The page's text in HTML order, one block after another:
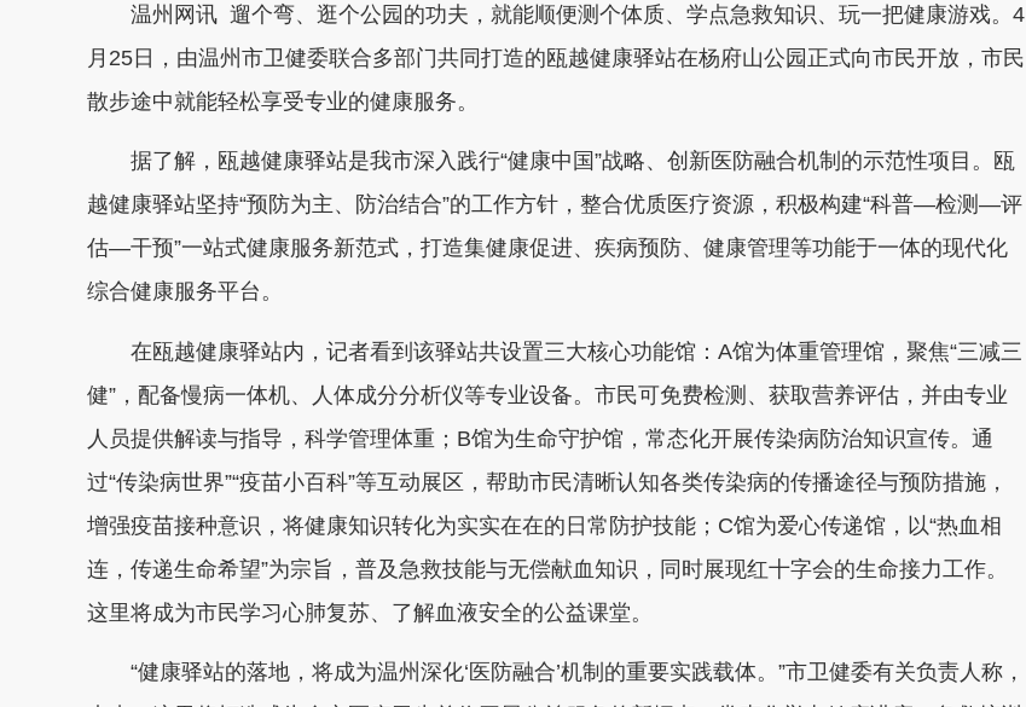
温州网讯 遛个弯、逛个公园的功夫，就能顺便测个体质、学点急救知识、玩一把健康游戏。4
月25日，由温州市卫健委联合多部门共同打造的瓯越健康驿站在杨府山公园正式向市民开放，市民
散步途中就能轻松享受专业的健康服务。
据了解，瓯越健康驿站是我市深入践行“健康中国”战略、创新医防融合机制的示范性项目。瓯
越健康驿站坚持“预防为主、防治结合”的工作方针，整合优质医疗资源，积极构建“科普—检测—评
估—干预”一站式健康服务新范式，打造集健康促进、疾病预防、健康管理等功能于一体的现代化
综合健康服务平台。
在瓯越健康驿站内，记者看到该驿站共设置三大核心功能馆：A馆为体重管理馆，聚焦“三减三
健”，配备慢病一体机、人体成分分析仪等专业设备。市民可免费检测、获取营养评估，并由专业
人员提供解读与指导，科学管理体重；B馆为生命守护馆，常态化开展传染病防治知识宣传。通
过“传染病世界”“疫苗小百科”等互动展区，帮助市民清晰认知各类传染病的传播途径与预防措施，
增强疫苗接种意识，将健康知识转化为实实在在的日常防护技能；C馆为爱心传递馆，以“热血相
连，传递生命希望”为宗旨，普及急救技能与无偿献血知识，同时展现红十字会的生命接力工作。
这里将成为市民学习心肺复苏、了解血液安全的公益课堂。
“健康驿站的落地，将成为温州深化‘医防融合’机制的重要实践载体。”市卫健委有关负责人称，